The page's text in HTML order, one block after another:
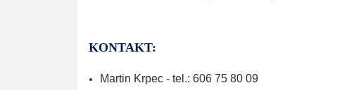
KONTAKT:
Martin Krpec - tel.: 606 75 80 09